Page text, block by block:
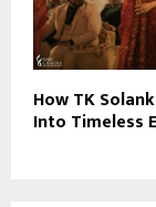
How TK
Into Timeless